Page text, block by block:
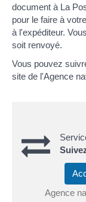
document à La
pour le faire à
à l'expéditeur.
soit renvoyé.
Vous pouvez
site de l'Agence
Agence